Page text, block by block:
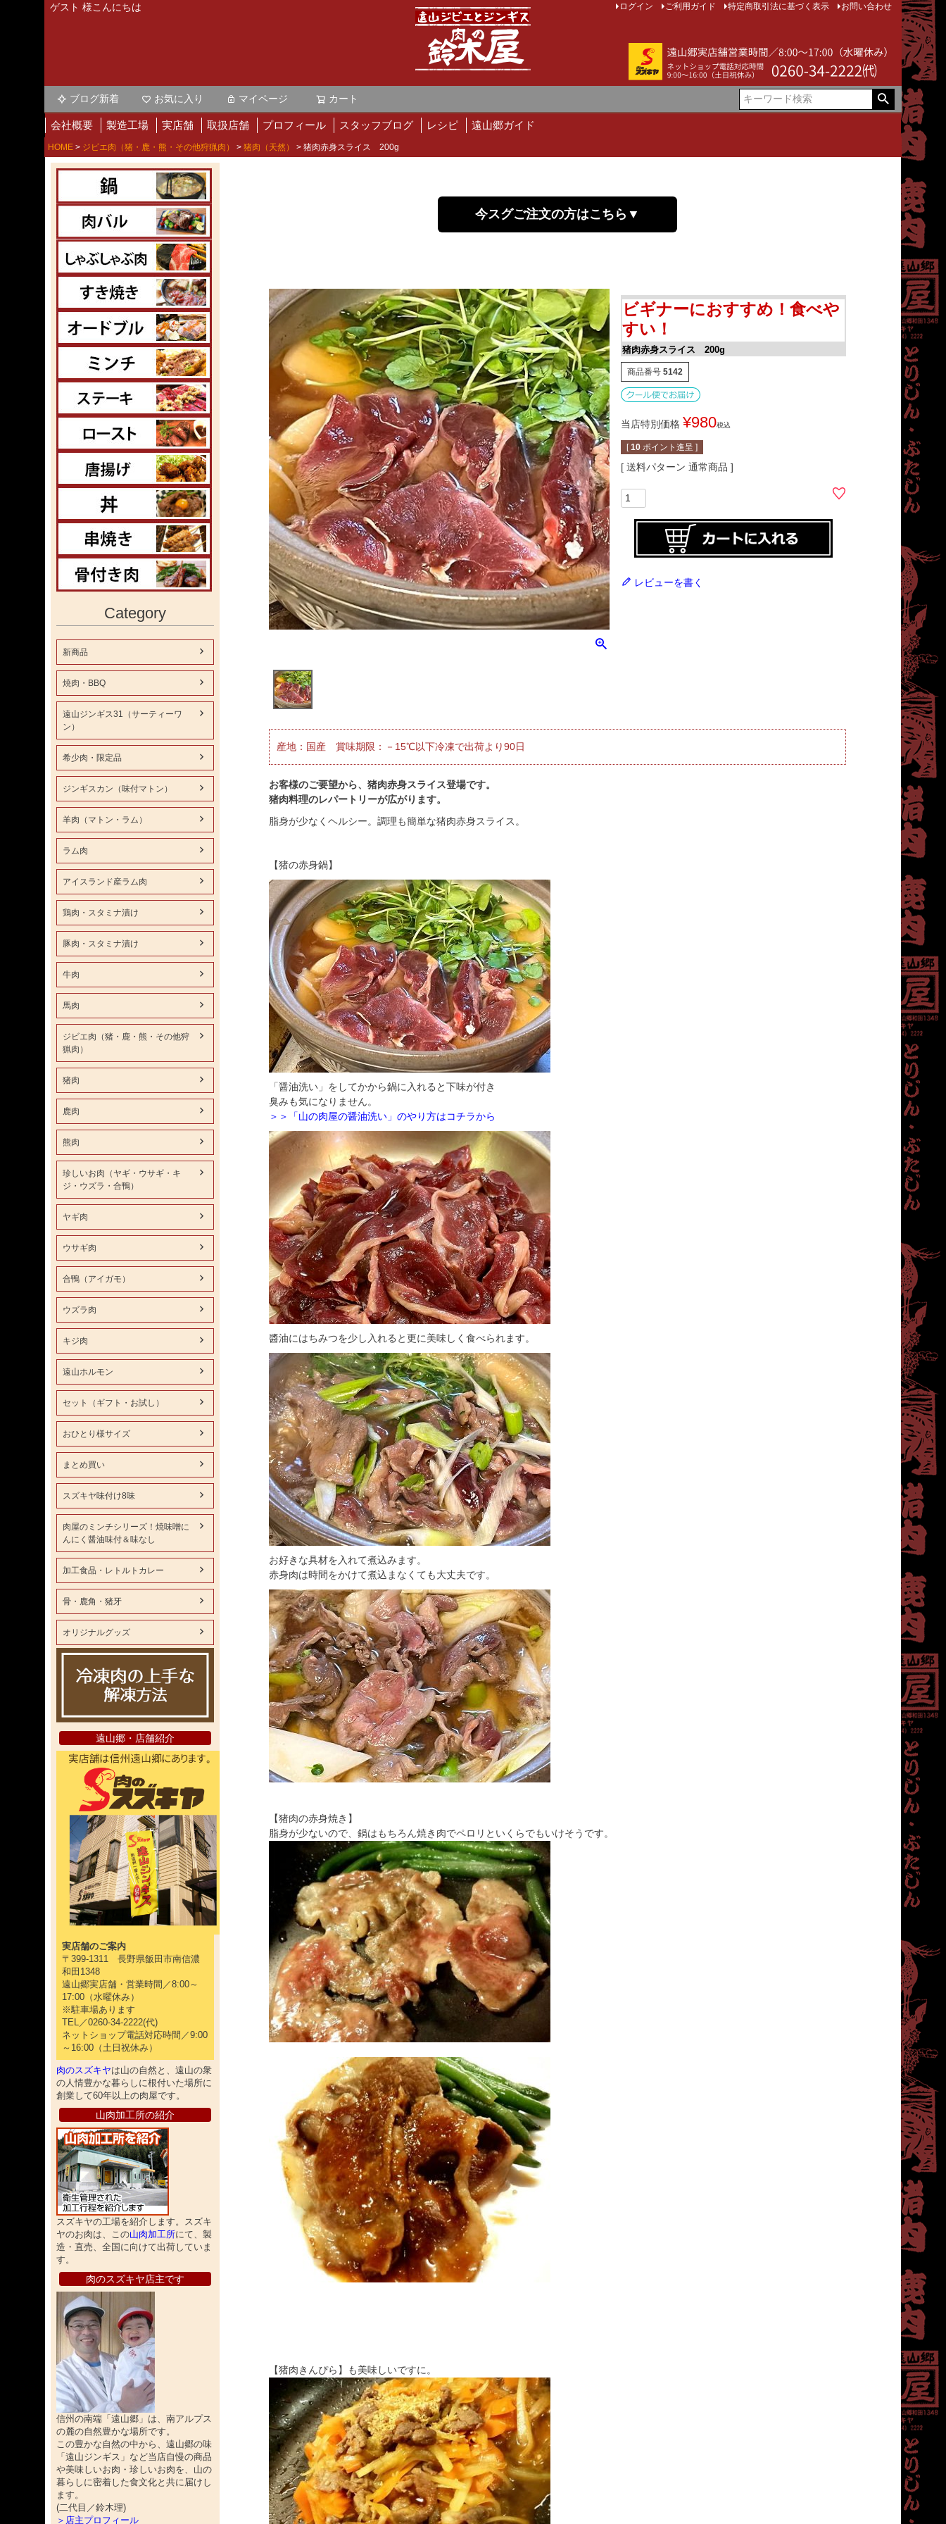
ゲスト 様こんにちは ログイン ご利用ガイド 特定商取引法に基づく表示 お問い合わせ
ブログ新着 お気に入り マイページ カート
会社概要 製造工場 実店舗 取扱店舗 プロフィール スタッフブログ レシピ 遠山郷ガイド
HOME ジビエ肉（猪・鹿・熊・その他狩猟肉） 猪肉（天然） 猪肉赤身スライス 200g
Category
新商品
焼肉・BBQ
遠山ジンギス31（サーティーワ
ン）
希少肉・限定品
ジンギスカン（味付マトン）
羊肉（マトン・ラム）
ラム肉
アイスランド産ラム肉
鶏肉・スタミナ漬け
豚肉・スタミナ漬け
牛肉
馬肉
ジビエ肉（猪・鹿・熊・その他狩
猟肉）
猪肉
鹿肉
熊肉
珍しいお肉（ヤギ・ウサギ・キ
ジ・ウズラ・合鴨）
ヤギ肉
ウサギ肉
合鴨（アイガモ）
ウズラ肉
キジ肉
遠山ホルモン
セット（ギフト・お試し）
おひとり様サイズ
まとめ買い
スズキヤ味付け8味
肉屋のミンチシリーズ！焼味噌に
んにく醤油味付＆味なし
加工食品・レトルトカレー
骨・鹿角・猪牙
オリジナルグッズ
遠山郷・店舗紹介
実店舗のご案内
〒399-1311 長野県飯田市南信濃
和田1348
遠山郷実店舗・営業時間／8:00～
17:00（水曜休み）
※駐車場あります
TEL／0260-34-2222(代)
ネットショップ電話対応時間／9:00
～16:00（土日祝休み）
肉のスズキヤは山の自然と、遠山の衆
の人情豊かな暮らしに根付いた場所に
創業して60年以上の肉屋です。
山肉加工所の紹介
スズキヤの工場を紹介します。スズキ
ヤのお肉は、この山肉加工所にて、製
造・直売、全国に向けて出荷していま
す。
肉のスズキヤ店主です
信州の南端「遠山郷」は、南アルプス
の麓の自然豊かな場所です。
この豊かな自然の中から、遠山郷の味
「遠山ジンギス」など当店自慢の商品
や美味しいお肉・珍しいお肉を、山の
暮らしに密着した食文化と共に届けし
ます。
(二代目／鈴木理)
＞店主プロフィール
今スグご注文の方はこちら▼
ビギナーにおすすめ！食べや
すい！
猪肉赤身スライス 200g
商品番号 5142
当店特別価格 ¥980税込
[ 10 ポイント進呈 ]
送料パターン 通常商品
レビューを書く
産地：国産 賞味期限：－15℃以下冷凍で出荷より90日
お客様のご要望から、猪肉赤身スライス登場です。
猪肉料理のレパートリーが広がります。
脂身が少なくヘルシー。調理も簡単な猪肉赤身スライス。
【猪の赤身鍋】
「醤油洗い」をしてかから鍋に入れると下味が付き
臭みも気になりません。
＞＞「山の肉屋の醤油洗い」のやり方はコチラから
醬油にはちみつを少し入れると更に美味しく食べられます。
お好きな具材を入れて煮込みます。
赤身肉は時間をかけて煮込まなくても大丈夫です。
【猪肉の赤身焼き】
脂身が少ないので、鍋はもちろん焼き肉でペロリといくらでもいけそうです。
【猪肉きんぴら】も美味しいですに。